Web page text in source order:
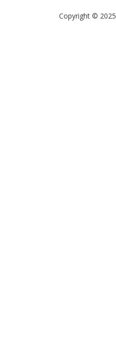
Copyright © 2025